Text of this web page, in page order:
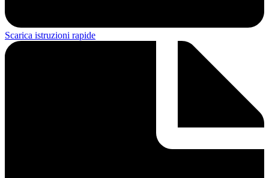
Scarica istruzioni rapide